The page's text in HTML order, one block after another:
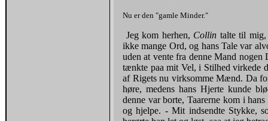
Nu er den "gamle Minder." ­
Jeg kom herhen, Collin talte til mig,
ikke mange Ord, og hans Tale var
uden at vente fra denne Mand nogen
tænkte paa mit Vel, i Stilhed virkede
af Rigets nu virksomme Mænd. Da
høre, medens hans Hjerte kunde
denne var borte, Taarerne kom i
og hjelpe. - Mit indsendte Stykke,